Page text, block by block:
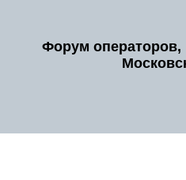
Форум операторов,